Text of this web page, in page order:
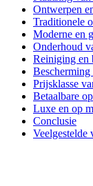
Ontwerpen
Traditionele
Moderne en
Onderhoud
Reiniging en
Bescherming
Prijsklasse
Betaalbare
Luxe en op
Conclusie
Veelgestelde